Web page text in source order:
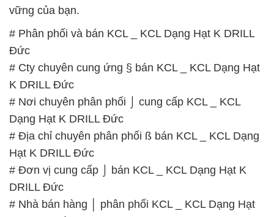
Hạt K DRILL Đức
DRILL Đức
# Nhà bán hàng │ phân phối KCL _ KCL Dạng Hạt
K DRILL Đức
# Nhà cung cấp § cung ứng KCL _ KCL Dạng Hạt K
DRILL Đức
# Nhà cung ứng { phân phối } KCL _ KCL Dạng Hạt
K DRILL Đức
# Công ty chuyên cung cấp µ phân phối KCL _ KCL
Dạng Hạt K DRILL Đức
# Địa chỉ cung cấp ⌡ bán KCL _ KCL Dạng Hạt K
DRILL Đức